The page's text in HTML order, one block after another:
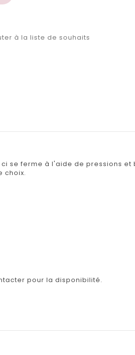
à la liste de souhaits
se ferme à l'aide de pressions et
choix.
pour la disponibilité.